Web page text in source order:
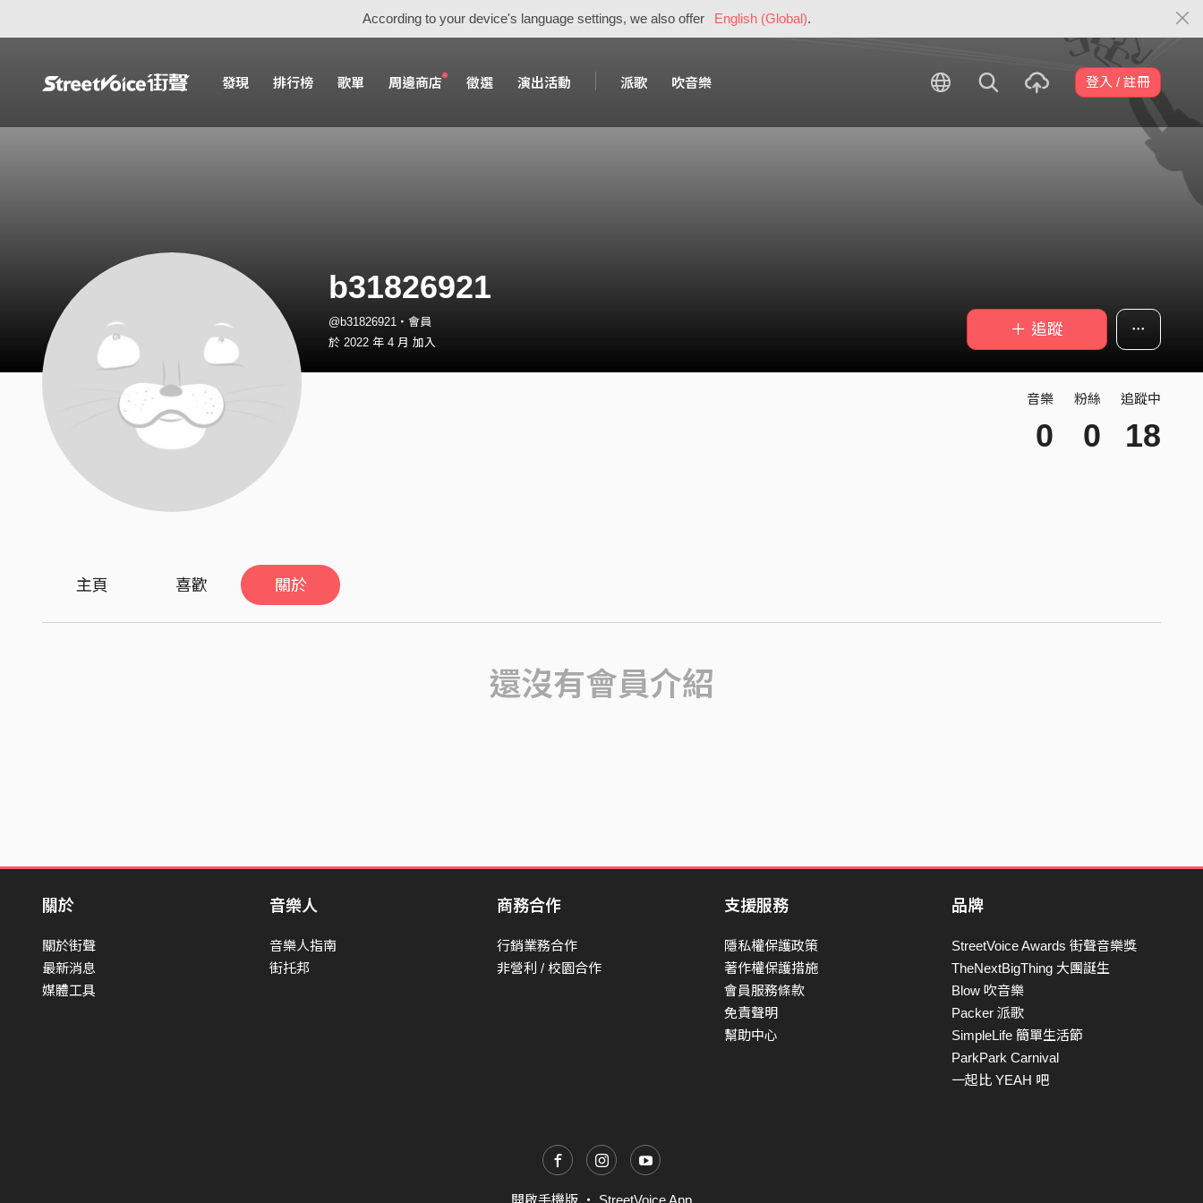
According to your device's language settings, we also offer English (Global).
發現 排行榜 歌單 周邊商店 徵選 演出活動 派歌 吹音樂 登入 / 註冊
b31826921
@b31826921・會員
於 2022 年 4 月 加入
＋ 追蹤
音樂
0
粉絲
0
追蹤中
18
主頁 喜歡 關於
還沒有會員介紹
關於
關於街聲
最新消息
媒體工具
音樂人
音樂人指南
街托邦
商務合作
行銷業務合作
非營利 / 校園合作
支援服務
隱私權保護政策
著作權保護措施
會員服務條款
免責聲明
幫助中心
品牌
StreetVoice Awards 街聲音樂獎
TheNextBigThing 大團誕生
Blow 吹音樂
Packer 派歌
SimpleLife 簡單生活節
ParkPark Carnival
一起比 YEAH 吧
開啟手機版 ・ StreetVoice App